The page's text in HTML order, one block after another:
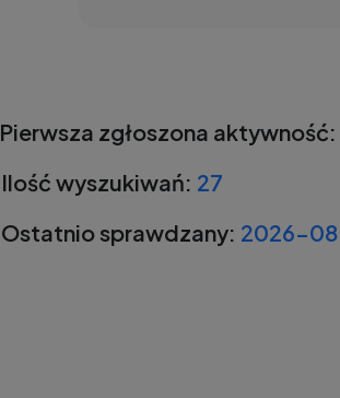
Pierwsza zgłoszona aktywność:
Ilość wyszukiwań: 27
Ostatnio sprawdzany: 2026-